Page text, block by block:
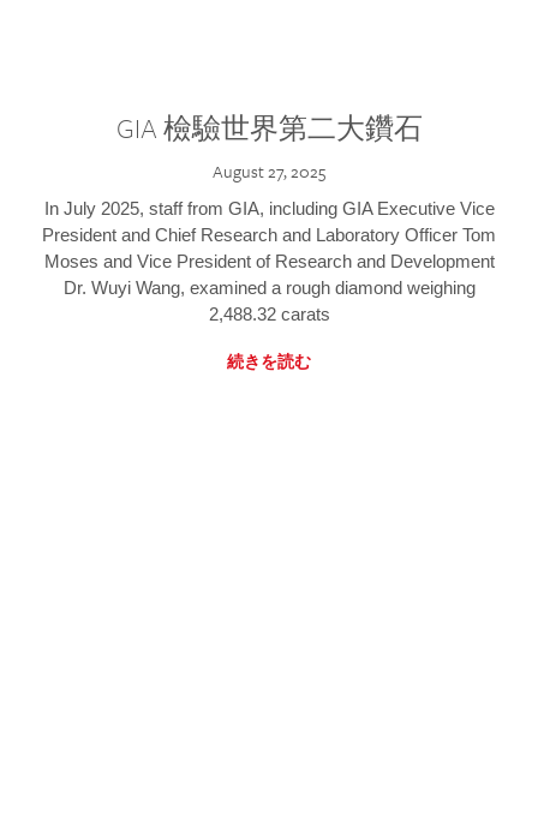
GIA 檢驗世界第二大鑽石
August 27, 2025
In July 2025, staff from GIA, including GIA Executive Vice
President and Chief Research and Laboratory Officer Tom
Moses and Vice President of Research and Development
Dr. Wuyi Wang, examined a rough diamond weighing
2,488.32 carats
続きを読む